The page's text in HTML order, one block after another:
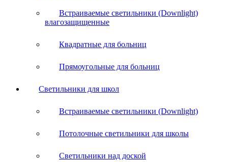
Встраиваемые светильники (Downlight)
влагозащищенные
Квадратные для больниц
Прямоугольные для больниц
Светильники для школ
Встраиваемые светильники (Downlight)
Потолочные светильники для школы
Светильники над доской